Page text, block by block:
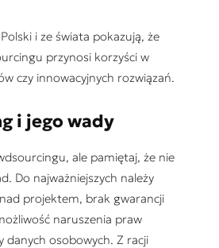
i ze świata pokazują, że
przynosi korzyści w
czy innowacyjnych rozwiązań.
i jego wady
ale pamiętaj, że nie
Do najważniejszych należy
projektem, brak gwarancji
naruszenia praw
danych osobowych. Z racji